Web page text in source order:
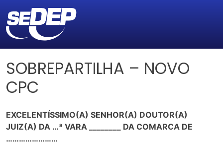
SOBREPARTILHA – NOVO
CPC
EXCELENTÍSSIMO(A) SENHOR(A) DOUTOR(A)
JUIZ(A) DA …ª VARA ________ DA COMARCA DE
……………………